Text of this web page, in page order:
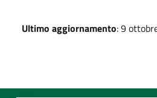
Ultimo aggiornamento: 9